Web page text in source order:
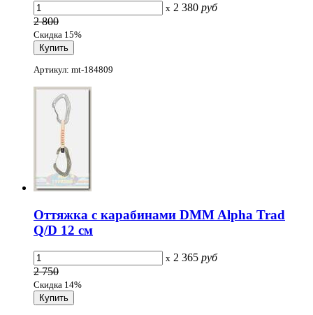
x 2 380 руб
2 800
Скидка 15%
Артикул: mt-184809
Оттяжка с карабинами DMM Alpha Trad
Q/D 12 cм
x 2 365 руб
2 750
Скидка 14%